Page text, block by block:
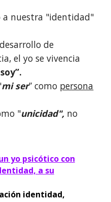
a nuestra "identidad"
de
el yo se vivencia
mi ser” como persona
"unicidad", no
yo psicótico con
a su
identidad,